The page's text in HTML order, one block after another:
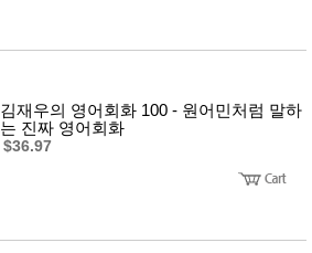
김재우의 영어회화 100 - 원어민처럼 말하
는 진짜 영어회화
$36.97